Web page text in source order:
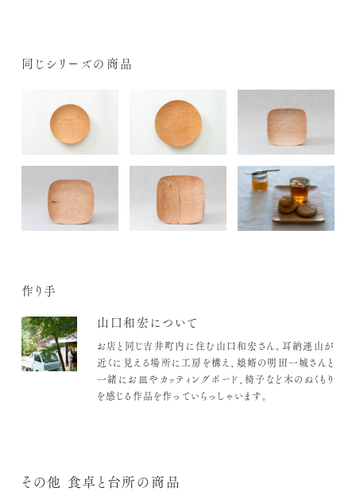
同じシリーズの商品
作り手
山口和宏について
お店と同じ吉井町内に住む山口和宏さん。耳納連山が
近くに見える場所に工房を構え、娘婿の明田一城さんと
一緒にお皿やカッティングボード、椅子など木のぬくもり
を感じる作品を作っていらっしゃいます。
その他 食卓と台所の商品